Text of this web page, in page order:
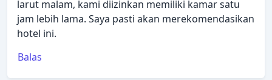
larut malam, kami diizinkan memiliki kamar satu
jam lebih lama. Saya pasti akan merekomendasikan
hotel ini.
Balas